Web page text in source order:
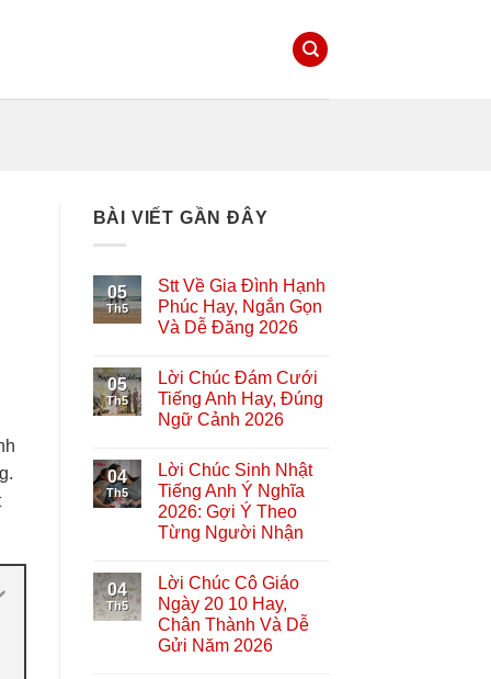
BÀI VIẾT GẦN ĐÂY
05
Th5
Stt Về Gia Đình Hạnh
Phúc Hay, Ngắn Gọn
Và Dễ Đăng 2026
05
Th5
Lời Chúc Đám Cưới
Tiếng Anh Hay, Đúng
Ngữ Cảnh 2026
04
Th5
Lời Chúc Sinh Nhật
Tiếng Anh Ý Nghĩa
2026: Gợi Ý Theo
Từng Người Nhận
04
Th5
Lời Chúc Cô Giáo
Ngày 20 10 Hay,
Chân Thành Và Dễ
Gửi Năm 2026